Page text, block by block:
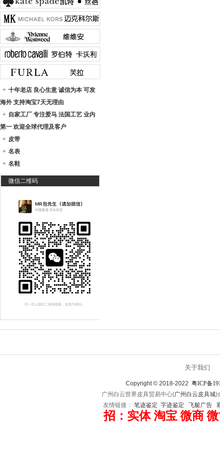
+ 十年老店 良心生意 诚信为本 可发
海外 支持淘宝7天无理由
+ 自家工厂 专注爱马 法国工艺 业内
第一 欢迎全球代理及客户
+ 皮带
+ 名表
+ 名鞋
微信二维码
关于我们
Copyright © 2018-2022 粤ICP备
广州白云世界皮具贸易中心(广州白云皮具城)
友情链接： 笔迹鉴定 字迹鉴定 飞艇广告
招：实体 淘宝 微商